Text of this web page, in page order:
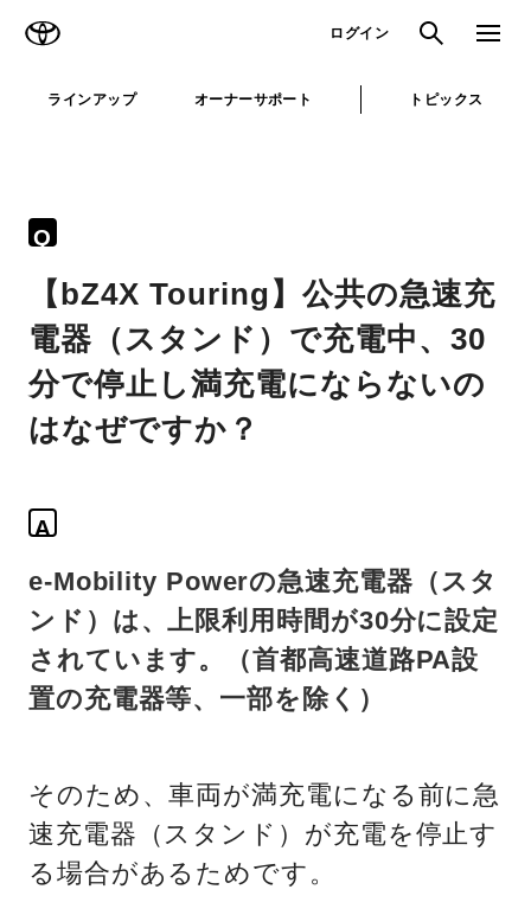
ログイン 検索 メニュ
ラインアップ オーナーサポート トピックス
Q
【bZ4X Touring】公共の急速充
電器（スタンド）で充電中、30
分で停止し満充電にならないの
はなぜですか？
A
e-Mobility Powerの急速充電器（スタ
ンド）は、上限利用時間が30分に設定
されています。（首都高速道路PA設
置の充電器等、一部を除く）
そのため、車両が満充電になる前に急
速充電器（スタンド）が充電を停止す
る場合があるためです。